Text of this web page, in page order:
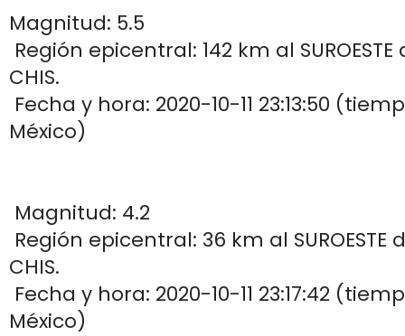
Magnitud: 5.5
Región epicentral: 142 km al SUROESTE
CHIS.
Fecha y hora: 2020-10-11 23:13:50
México)
Magnitud: 4.2
Región epicentral: 36 km al SUROESTE
CHIS.
Fecha y hora: 2020-10-11 23:17:42
México)